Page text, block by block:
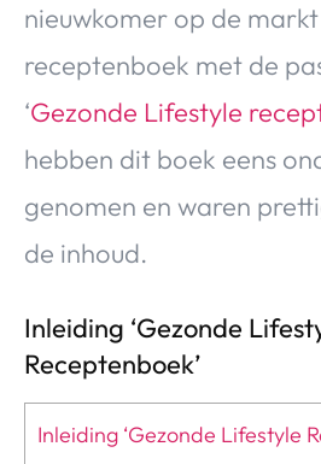
nieuwkomer op de markt
receptenboek met de
‘Gezonde Lifestyle
hebben dit boek eens
genomen en waren
de inhoud.
Inleiding ‘Gezonde
Receptenboek’
Inleiding ‘Gezonde Lifestyle